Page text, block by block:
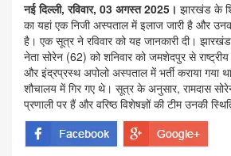
नई दिल्ली, रविवार, 03 अगस्त 2025। झारखंड के
का यहां एक निजी अस्पताल में इलाज जारी है और
है। एक सूत्र ने रविवार को यह जानकारी दी। झारखंड
नेता सोरेन (62) को शनिवार को जमशेदपुर से राष्ट्रीय
और इंद्रप्रस्थ अपोलो अस्पताल में भर्ती कराया
शौचालय में गिर गए थे। सूत्र के अनुसार, रामदास
प्रणाली पर हैं और वरिष्ठ विशेषज्ञों की टीम उनकी